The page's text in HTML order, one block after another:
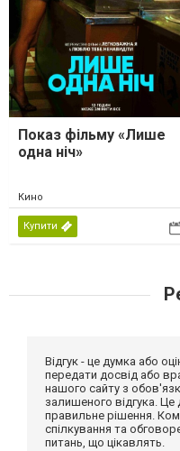
Показ фільму «Лише
одна ніч»
Кино
Купити
Відгук - це думка або
передати досвід або
нашого сайту з
залишеного відгука.
правильне рішення.
спілкування та
питань, що цікавлять.